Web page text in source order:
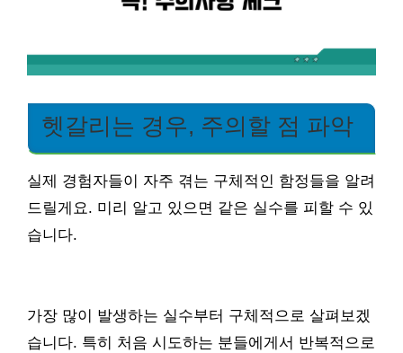
헷갈리는 경우, 주의할 점 파악
실제 경험자들이 자주 겪는 구체적인 함정들을 알려
드릴게요. 미리 알고 있으면 같은 실수를 피할 수 있
습니다.
가장 많이 발생하는 실수부터 구체적으로 살펴보겠
습니다. 특히 처음 시도하는 분들에게서 반복적으로